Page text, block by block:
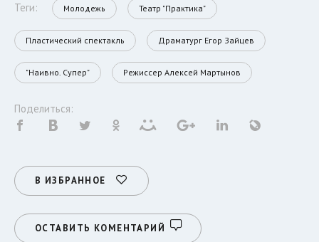
Теги: Молодежь Театр "Практика"
Пластический спектакль Драматург Егор Зайцев
"Наивно. Супер" Режиссер Алексей Мартынов
Поделиться:
В ИЗБРАННОЕ
ОСТАВИТЬ КОМЕНТАРИЙ